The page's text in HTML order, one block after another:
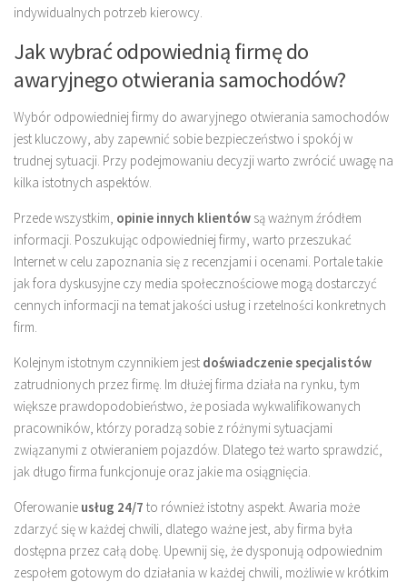
indywidualnych potrzeb kierowcy.
Jak wybrać odpowiednią firmę do
awaryjnego otwierania samochodów?
Wybór odpowiedniej firmy do awaryjnego otwierania samochodów
jest kluczowy, aby zapewnić sobie bezpieczeństwo i spokój w
trudnej sytuacji. Przy podejmowaniu decyzji warto zwrócić uwagę na
kilka istotnych aspektów.
Przede wszystkim, opinie innych klientów są ważnym źródłem
informacji. Poszukując odpowiedniej firmy, warto przeszukać
Internet w celu zapoznania się z recenzjami i ocenami. Portale takie
jak fora dyskusyjne czy media społecznościowe mogą dostarczyć
cennych informacji na temat jakości usług i rzetelności konkretnych
firm.
Kolejnym istotnym czynnikiem jest doświadczenie specjalistów
zatrudnionych przez firmę. Im dłużej firma działa na rynku, tym
większe prawdopodobieństwo, że posiada wykwalifikowanych
pracowników, którzy poradzą sobie z różnymi sytuacjami
związanymi z otwieraniem pojazdów. Dlatego też warto sprawdzić,
jak długo firma funkcjonuje oraz jakie ma osiągnięcia.
Oferowanie usług 24/7 to również istotny aspekt. Awaria może
zdarzyć się w każdej chwili, dlatego ważne jest, aby firma była
dostępna przez całą dobę. Upewnij się, że dysponują odpowiednim
zespołem gotowym do działania w każdej chwili, możliwie w krótkim